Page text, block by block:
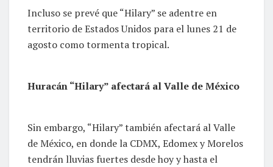
Incluso se prevé que “Hilary” se adentre en
territorio de Estados Unidos para el lunes 21 de
agosto como tormenta tropical.
Huracán “Hilary” afectará al Valle de México
Sin embargo, “Hilary” también afectará al Valle
de México, en donde la CDMX, Edomex y Morelos
tendrán lluvias fuertes desde hoy y hasta el